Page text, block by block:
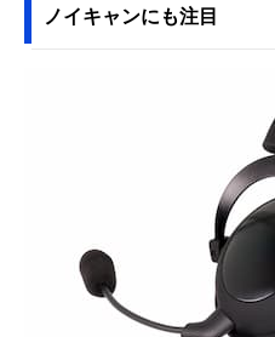
ノイキャンにも注目